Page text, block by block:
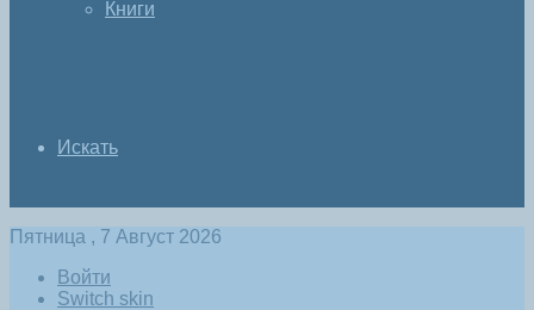
Книги
Искать
Пятница , 7 Август 2026
Войти
Switch skin